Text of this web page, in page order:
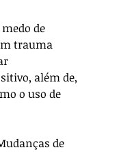
de
trauma
além de,
o uso de
de